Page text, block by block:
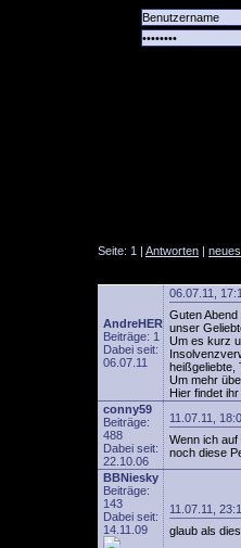
Seite: 1 | Antworten |
AndreHER
Beiträge: 1
Dabei seit:
06.07.11
06.07.11,
Guten Abend
unser
Um es kurz
heißgeliebte,
Um mehr
Hier findet
conny59
Beiträge:
488
Dabei seit:
22.10.06
11.07.11,
Wenn ich
noch diese
BBNiesky
Beiträge:
143
Dabei seit:
14.11.09
11.07.11,
glaub als